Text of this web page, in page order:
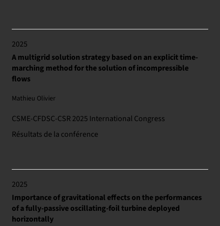
2025
A multigrid solution strategy based on an explicit time-
marching method for the solution of incompressible
flows
Mathieu Olivier
CSME-CFDSC-CSR 2025 International Congress
Résultats de la conférence
2025
Importance of gravitational effects on the performances
of a fully-passive oscillating-foil turbine deployed
horizontally